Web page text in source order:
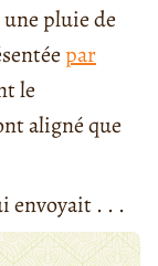
pluie de
par
le
aligné que
envoyait . . .